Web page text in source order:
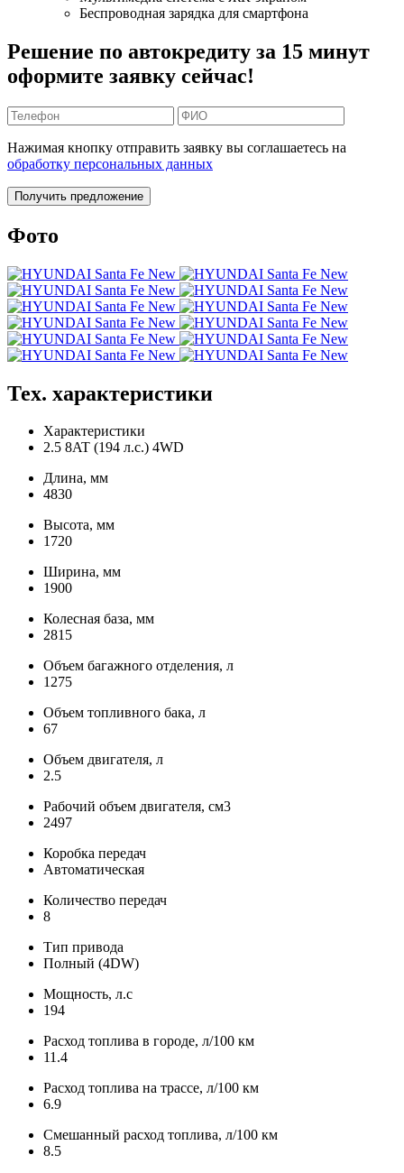
Беспроводная зарядка для смартфона
Решение по автокредиту за 15 минут
оформите заявку сейчас!
Нажимая кнопку отправить заявку вы соглашаетесь на
обработку персональных данных
Получить предложение
Фото
Тех. характеристики
Характеристики
2.5 8AT (194 л.с.) 4WD
Длина, мм
4830
Высота, мм
1720
Ширина, мм
1900
Колесная база, мм
2815
Объем багажного отделения, л
1275
Объем топливного бака, л
67
Объем двигателя, л
2.5
Рабочий объем двигателя, см3
2497
Коробка передач
Автоматическая
Количество передач
8
Тип привода
Полный (4DW)
Мощность, л.с
194
Расход топлива в городе, л/100 км
11.4
Расход топлива на трассе, л/100 км
6.9
Смешанный расход топлива, л/100 км
8.5